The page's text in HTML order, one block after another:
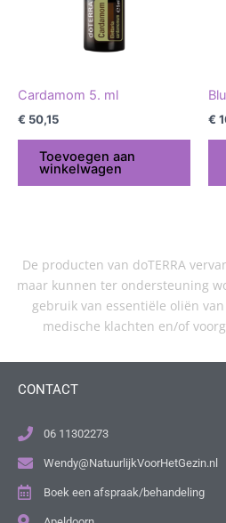
Cardamom 5. ml
€ 50,15
Toevoegen aan
winkelwagen
€
De producten van doTERRA
maar kunnen ter ondersteuning
gebruik van essentiële oliën
medische klachten en/of
CONTACT
06 11302273
Wendy@NatuurlijkVoorHetGezin.nl
Boek een afspraak/behandeling